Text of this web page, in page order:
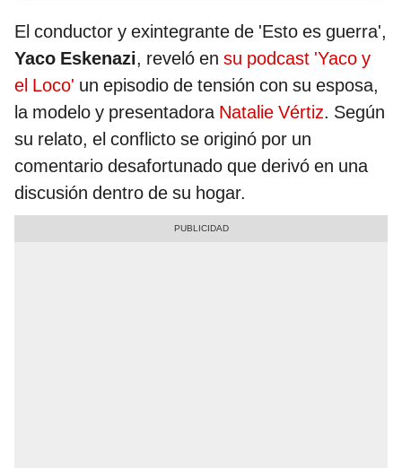
El conductor y exintegrante de 'Esto es guerra',
Yaco Eskenazi, reveló en su podcast 'Yaco y
el Loco' un episodio de tensión con su esposa,
la modelo y presentadora Natalie Vértiz. Según
su relato, el conflicto se originó por un
comentario desafortunado que derivó en una
discusión dentro de su hogar.